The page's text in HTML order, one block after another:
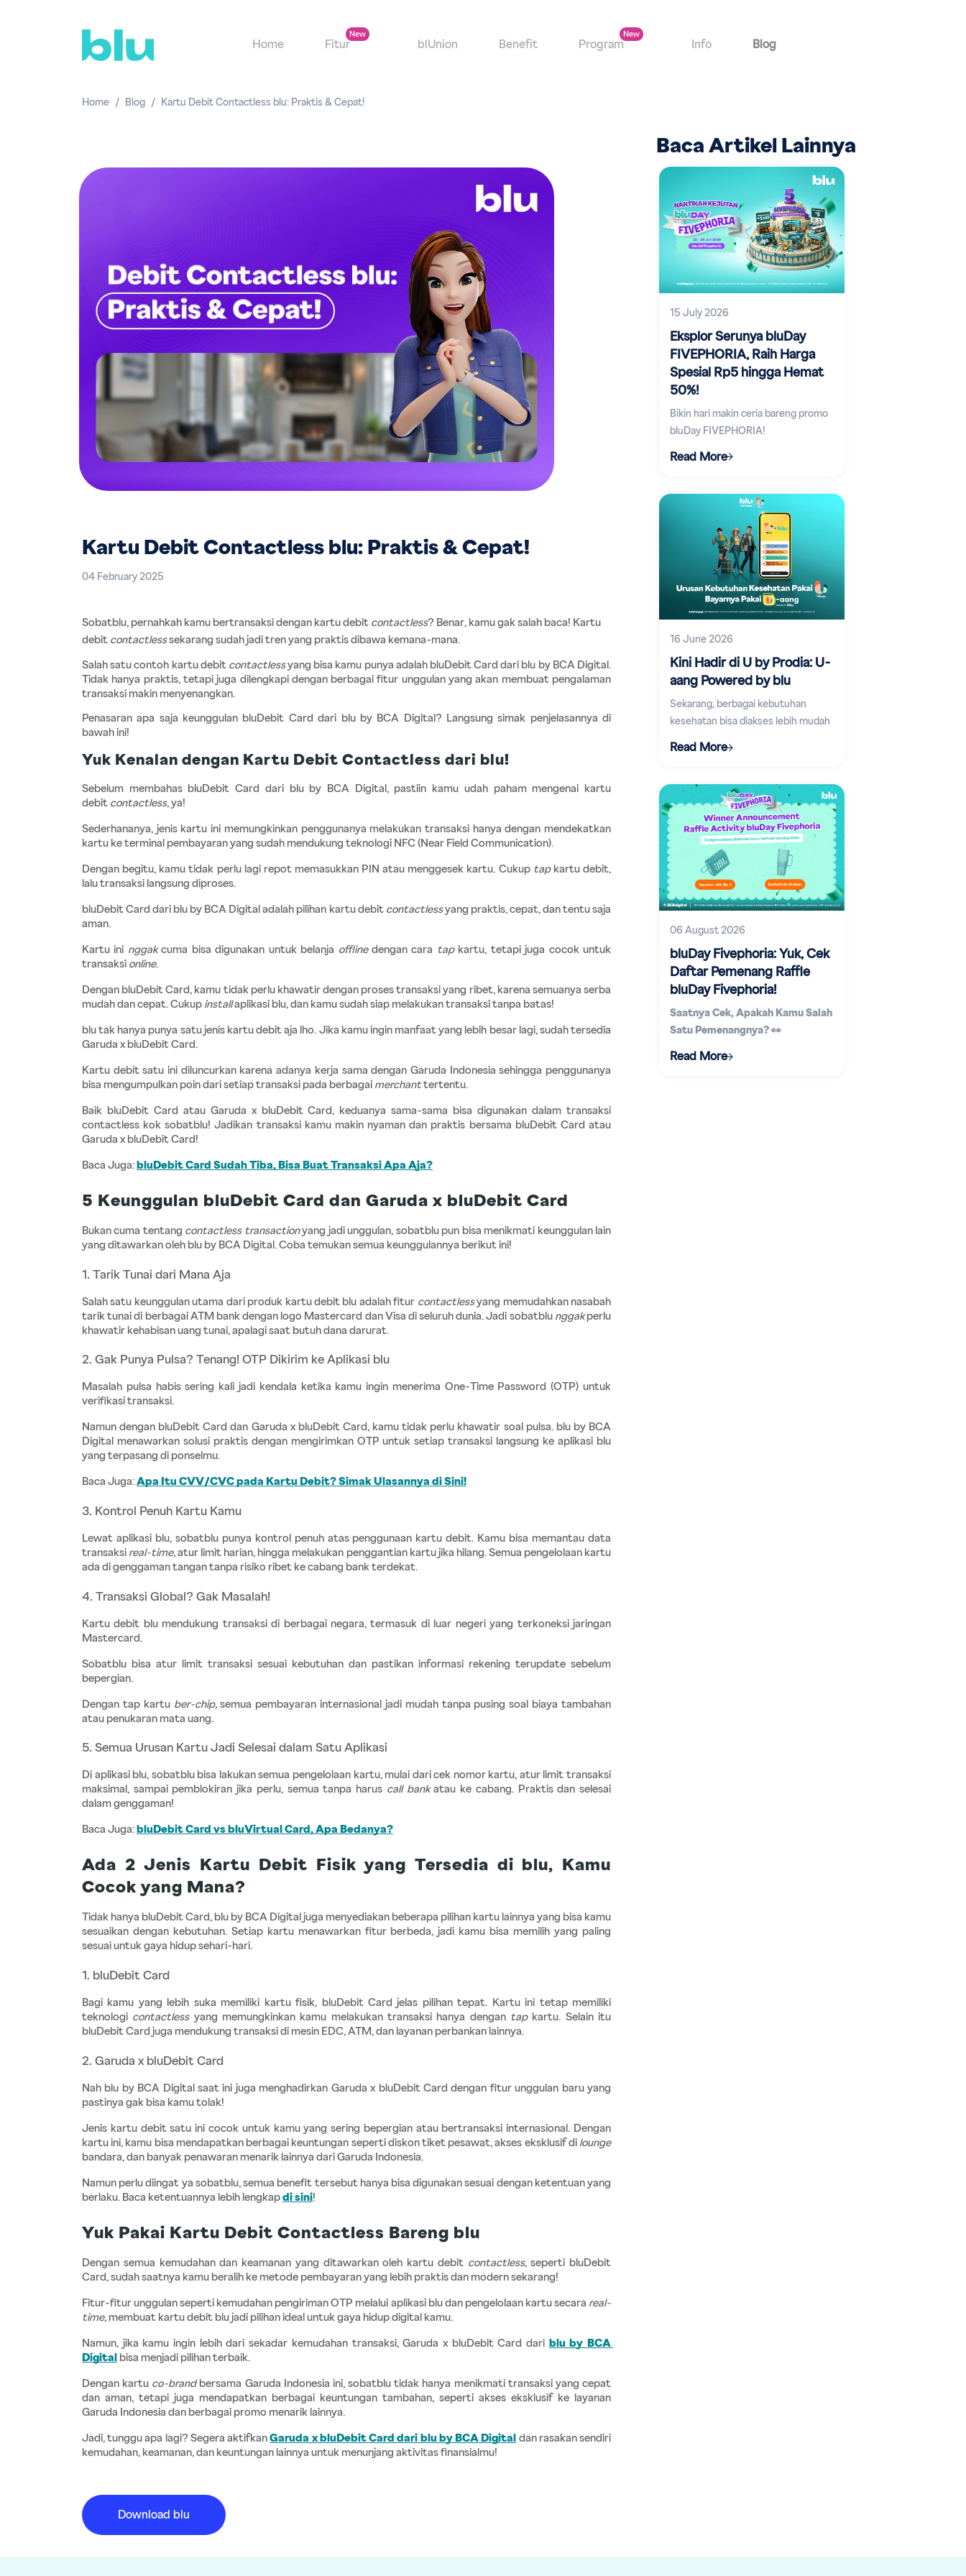
Home Fitur blUnion Benefit Program Info Blog
Home Blog Kartu Debit Contactless blu: Praktis & Cepat!
Kartu Debit Contactless blu: Praktis & Cepat!
04 February 2025
Sobatblu, pernahkah kamu bertransaksi dengan kartu debit contactless? Benar, kamu gak salah baca! Kartu
debit contactless sekarang sudah jadi tren yang praktis dibawa kemana-mana.
Salah satu contoh kartu debit contactless yang bisa kamu punya adalah bluDebit Card dari blu by BCA Digital.
Tidak hanya praktis, tetapi juga dilengkapi dengan berbagai fitur unggulan yang akan membuat pengalaman
transaksi makin menyenangkan.
Penasaran apa saja keunggulan bluDebit Card dari blu by BCA Digital? Langsung simak penjelasannya di
bawah ini!
Yuk Kenalan dengan Kartu Debit Contactless dari blu!
Sebelum membahas bluDebit Card dari blu by BCA Digital, pastiin kamu udah paham mengenai kartu
debit contactless, ya!
Sederhananya, jenis kartu ini memungkinkan penggunanya melakukan transaksi hanya dengan mendekatkan
kartu ke terminal pembayaran yang sudah mendukung teknologi NFC (Near Field Communication).
Dengan begitu, kamu tidak perlu lagi repot memasukkan PIN atau menggesek kartu. Cukup tap kartu debit,
lalu transaksi langsung diproses.
bluDebit Card dari blu by BCA Digital adalah pilihan kartu debit contactless yang praktis, cepat, dan tentu saja
aman.
Kartu ini nggak cuma bisa digunakan untuk belanja offline dengan cara tap kartu, tetapi juga cocok untuk
transaksi online.
Dengan bluDebit Card, kamu tidak perlu khawatir dengan proses transaksi yang ribet, karena semuanya serba
mudah dan cepat. Cukup install aplikasi blu, dan kamu sudah siap melakukan transaksi tanpa batas!
blu tak hanya punya satu jenis kartu debit aja lho. Jika kamu ingin manfaat yang lebih besar lagi, sudah tersedia
Garuda x bluDebit Card.
Kartu debit satu ini diluncurkan karena adanya kerja sama dengan Garuda Indonesia sehingga penggunanya
bisa mengumpulkan poin dari setiap transaksi pada berbagai merchant tertentu.
Baik bluDebit Card atau Garuda x bluDebit Card, keduanya sama-sama bisa digunakan dalam transaksi
contactless kok sobatblu! Jadikan transaksi kamu makin nyaman dan praktis bersama bluDebit Card atau
Garuda x bluDebit Card!
Baca Juga:bluDebit Card Sudah Tiba, Bisa Buat Transaksi Apa Aja?
5 Keunggulan bluDebit Card dan Garuda x bluDebit Card
Bukan cuma tentang contactless transaction yang jadi unggulan, sobatblu pun bisa menikmati keunggulan lain
yang ditawarkan oleh blu by BCA Digital. Coba temukan semua keunggulannya berikut ini!
1. Tarik Tunai dari Mana Aja
Salah satu keunggulan utama dari produk kartu debit blu adalah fitur contactless yang memudahkan nasabah
tarik tunai di berbagai ATM bank dengan logo Mastercard dan Visa di seluruh dunia. Jadi sobatblu nggak perlu
khawatir kehabisan uang tunai, apalagi saat butuh dana darurat.
2. Gak Punya Pulsa? Tenang! OTP Dikirim ke Aplikasi blu
Masalah pulsa habis sering kali jadi kendala ketika kamu ingin menerima One-Time Password (OTP) untuk
verifikasi transaksi.
Namun dengan bluDebit Card dan Garuda x bluDebit Card, kamu tidak perlu khawatir soal pulsa. blu by BCA
Digital menawarkan solusi praktis dengan mengirimkan OTP untuk setiap transaksi langsung ke aplikasi blu
yang terpasang di ponselmu.
Baca Juga:Apa Itu CVV/CVC pada Kartu Debit? Simak Ulasannya di Sini!
3. Kontrol Penuh Kartu Kamu
Lewat aplikasi blu, sobatblu punya kontrol penuh atas penggunaan kartu debit. Kamu bisa memantau data
transaksi real-time, atur limit harian, hingga melakukan penggantian kartu jika hilang. Semua pengelolaan kartu
ada di genggaman tangan tanpa risiko ribet ke cabang bank terdekat.
4. Transaksi Global? Gak Masalah!
Kartu debit blu mendukung transaksi di berbagai negara, termasuk di luar negeri yang terkoneksi jaringan
Mastercard.
Sobatblu bisa atur limit transaksi sesuai kebutuhan dan pastikan informasi rekening terupdate sebelum
bepergian.
Dengan tap kartu ber-chip, semua pembayaran internasional jadi mudah tanpa pusing soal biaya tambahan
atau penukaran mata uang.
5. Semua Urusan Kartu Jadi Selesai dalam Satu Aplikasi
Di aplikasi blu, sobatblu bisa lakukan semua pengelolaan kartu, mulai dari cek nomor kartu, atur limit transaksi
maksimal, sampai pemblokiran jika perlu, semua tanpa harus call bank atau ke cabang. Praktis dan selesai
dalam genggaman!
Baca Juga:bluDebit Card vs bluVirtual Card, Apa Bedanya?
Ada 2 Jenis Kartu Debit Fisik yang Tersedia di blu, Kamu
Cocok yang Mana?
Tidak hanya bluDebit Card, blu by BCA Digital juga menyediakan beberapa pilihan kartu lainnya yang bisa kamu
sesuaikan dengan kebutuhan. Setiap kartu menawarkan fitur berbeda, jadi kamu bisa memilih yang paling
sesuai untuk gaya hidup sehari-hari.
1. bluDebit Card
Bagi kamu yang lebih suka memiliki kartu fisik, bluDebit Card jelas pilihan tepat. Kartu ini tetap memiliki
teknologi contactless yang memungkinkan kamu melakukan transaksi hanya dengan tap kartu. Selain itu
bluDebit Card juga mendukung transaksi di mesin EDC, ATM, dan layanan perbankan lainnya.
2. Garuda x bluDebit Card
Nah blu by BCA Digital saat ini juga menghadirkan Garuda x bluDebit Card dengan fitur unggulan baru yang
pastinya gak bisa kamu tolak!
Jenis kartu debit satu ini cocok untuk kamu yang sering bepergian atau bertransaksi internasional. Dengan
kartu ini, kamu bisa mendapatkan berbagai keuntungan seperti diskon tiket pesawat, akses eksklusif di lounge
bandara, dan banyak penawaran menarik lainnya dari Garuda Indonesia.
Namun perlu diingat ya sobatblu, semua benefit tersebut hanya bisa digunakan sesuai dengan ketentuan yang
berlaku. Baca ketentuannya lebih lengkapdi sini!
Yuk Pakai Kartu Debit Contactless Bareng blu
Dengan semua kemudahan dan keamanan yang ditawarkan oleh kartu debit contactless, seperti bluDebit
Card, sudah saatnya kamu beralih ke metode pembayaran yang lebih praktis dan modern sekarang!
Fitur-fitur unggulan seperti kemudahan pengiriman OTP melalui aplikasi blu dan pengelolaan kartu secara real-
time, membuat kartu debit blu jadi pilihan ideal untuk gaya hidup digital kamu.
Namun, jika kamu ingin lebih dari sekadar kemudahan transaksi, Garuda x bluDebit Card dari blu by BCA
Digital bisa menjadi pilihan terbaik.
Dengan kartu co-brand bersama Garuda Indonesia ini, sobatblu tidak hanya menikmati transaksi yang cepat
dan aman, tetapi juga mendapatkan berbagai keuntungan tambahan, seperti akses eksklusif ke layanan
Garuda Indonesia dan berbagai promo menarik lainnya.
Jadi, tunggu apa lagi? Segera aktifkanGaruda x bluDebit Card dari blu by BCA Digital dan rasakan sendiri
kemudahan, keamanan, dan keuntungan lainnya untuk menunjang aktivitas finansialmu!
Download blu
Baca Artikel Lainnya
15 July 2026
Eksplor Serunya bluDay
FIVEPHORIA, Raih Harga
Spesial Rp5 hingga Hemat
50%!
Bikin hari makin ceria bareng promo
bluDay FIVEPHORIA!
Read More
16 June 2026
Kini Hadir di U by Prodia: U-
aang Powered by blu
Sekarang, berbagai kebutuhan
kesehatan bisa diakses lebih mudah
lewat aplikasi digital.
Read More
06 August 2026
bluDay Fivephoria: Yuk, Cek
Daftar Pemenang Raffle
bluDay Fivephoria!
Saatnya Cek, Apakah Kamu Salah
Satu Pemenangnya? 👀
Read More